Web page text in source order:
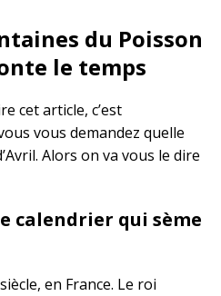
du Poisson
le temps
cet article, c’est
vous demandez quelle
Alors on va vous le dire
calendrier qui sème
en France. Le roi